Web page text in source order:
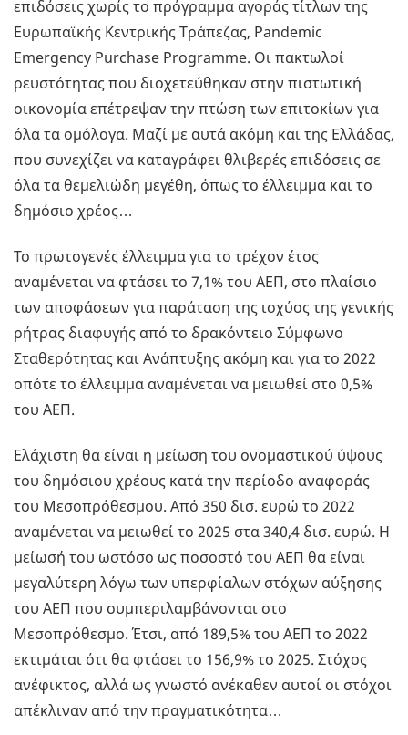
επιδόσεις χωρίς το πρόγραμμα αγοράς τίτλων της
Ευρωπαϊκής Κεντρικής Τράπεζας, Pandemic
Emergency Purchase Programme. Οι πακτωλοί
ρευστότητας που διοχετεύθηκαν στην πιστωτική
οικονομία επέτρεψαν την πτώση των επιτοκίων για
όλα τα ομόλογα. Μαζί με αυτά ακόμη και της Ελλάδας,
που συνεχίζει να καταγράφει θλιβερές επιδόσεις σε
όλα τα θεμελιώδη μεγέθη, όπως το έλλειμμα και το
δημόσιο χρέος…
Το πρωτογενές έλλειμμα για το τρέχον έτος
αναμένεται να φτάσει το 7,1% του ΑΕΠ, στο πλαίσιο
των αποφάσεων για παράταση της ισχύος της γενικής
ρήτρας διαφυγής από το δρακόντειο Σύμφωνο
Σταθερότητας και Ανάπτυξης ακόμη και για το 2022
οπότε το έλλειμμα αναμένεται να μειωθεί στο 0,5%
του ΑΕΠ.
Ελάχιστη θα είναι η μείωση του ονομαστικού ύψους
του δημόσιου χρέους κατά την περίοδο αναφοράς
του Μεσοπρόθεσμου. Από 350 δισ. ευρώ το 2022
αναμένεται να μειωθεί το 2025 στα 340,4 δισ. ευρώ. Η
μείωσή του ωστόσο ως ποσοστό του ΑΕΠ θα είναι
μεγαλύτερη λόγω των υπερφίαλων στόχων αύξησης
του ΑΕΠ που συμπεριλαμβάνονται στο
Μεσοπρόθεσμο. Έτσι, από 189,5% του ΑΕΠ το 2022
εκτιμάται ότι θα φτάσει το 156,9% το 2025. Στόχος
ανέφικτος, αλλά ως γνωστό ανέκαθεν αυτοί οι στόχοι
απέκλιναν από την πραγματικότητα…